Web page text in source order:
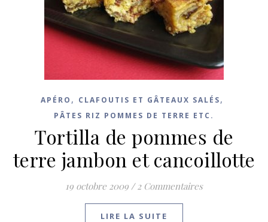
APÉRO , CLAFOUTIS ET GÂTEAUX SALÉS,
PÂTES RIZ POMMES DE TERRE ETC.
Tortilla de pommes de
terre jambon et cancoillotte
19 octobre 2009 / 2 Commentaires
LIRE LA SUITE